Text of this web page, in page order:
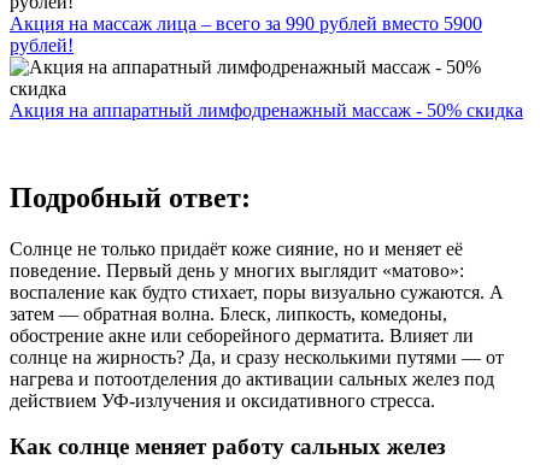
Акция на массаж лица – всего за 990 рублей вместо 5900
рублей!
Акция на аппаратный лимфодренажный массаж - 50% скидка
Подробный ответ:
Солнце не только придаёт коже сияние, но и меняет её
поведение. Первый день у многих выглядит «матово»:
воспаление как будто стихает, поры визуально сужаются. А
затем — обратная волна. Блеск, липкость, комедоны,
обострение акне или себорейного дерматита. Влияет ли
солнце на жирность? Да, и сразу несколькими путями — от
нагрева и потоотделения до активации сальных желез под
действием УФ‑излучения и оксидативного стресса.
Как солнце меняет работу сальных желез